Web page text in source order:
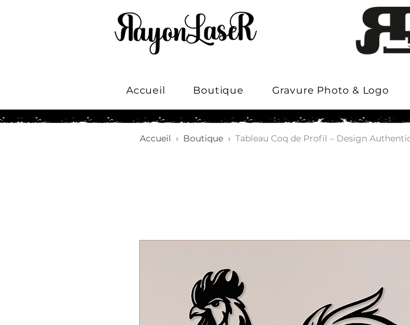
Accueil Boutique Gravure Photo & Logo
Accueil › Boutique › Tableau Coq de Profil – Design